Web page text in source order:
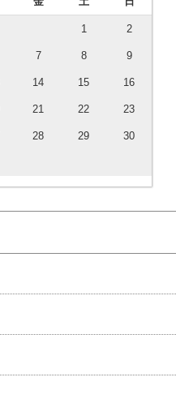
1 2
7 8 9
14 15 16
21 22 23
28 29 30